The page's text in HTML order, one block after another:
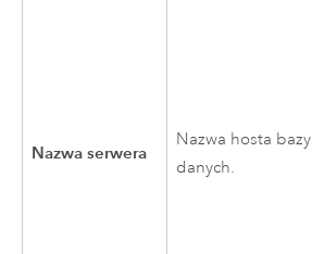
Nazwa serwera
Nazwa hosta bazy
danych.